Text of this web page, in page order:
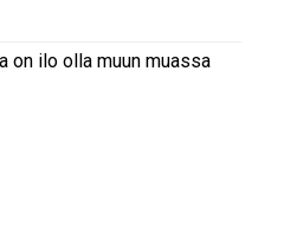
on ilo olla muun muassa